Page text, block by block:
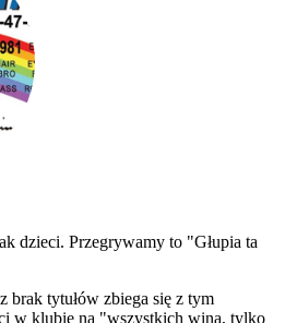
dzieci. Przegrywamy to "Głupia ta
brak tytułów zbiega się z tym
w klubie na "wszystkich wina, tylko